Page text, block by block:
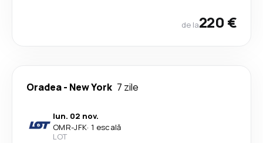
de la220 €
Oradea- New York 7 zile
lun. 02 nov.
OMR-JFK· 1 escală
LOT